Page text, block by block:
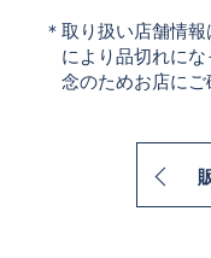
＊取り扱い店舗情
により品切れにな
念のためお店にご